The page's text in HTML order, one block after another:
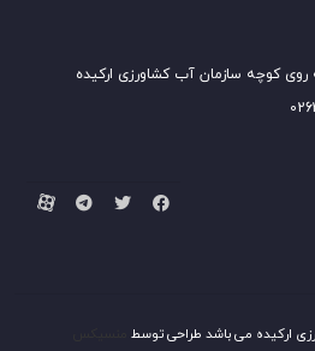
روی کوچه سازمان آب کشاورزی ارکیده
ارکیده می باشد طراحی توسط